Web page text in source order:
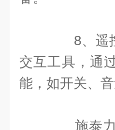
8、遥控
交互工具，通
能，如开关、
施泰力